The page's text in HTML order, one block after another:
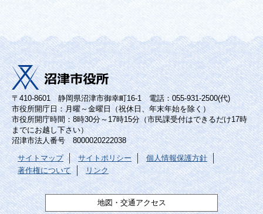
〒410-8601 静岡県沼津市御幸町16-1 電話：055-931-2500(代)
市役所開庁日：月曜～金曜日（祝休日、年末年始を除く）
市役所開庁時間：8時30分～17時15分（市民課受付はできるだけ17時
までにお越し下さい）
沼津市法人番号 8000020222038
サイトマップ サイトポリシー
個人情報保護方針
著作権について
リンク
地図・交通アクセス